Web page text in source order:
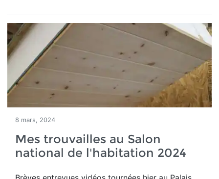
8 mars, 2024
Mes trouvailles au Salon
national de l'habitation 2024